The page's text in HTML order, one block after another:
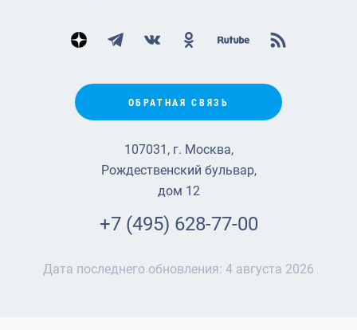
ОБРАТНАЯ СВЯЗЬ
107031, г. Москва,
Рождественский бульвар,
дом 12
+7 (495) 628-77-00
Дата последнего обновления: 4 августа 2026